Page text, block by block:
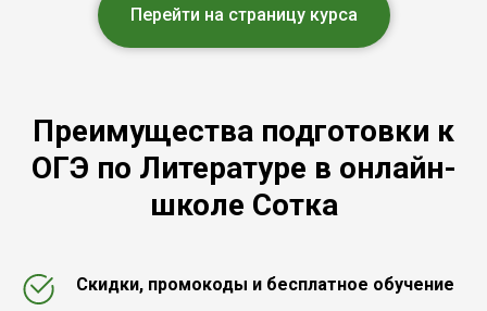
Перейти на страницу курса
Преимущества подготовки к
ОГЭ по Литературе в онлайн-
школе Сотка
Скидки, промокоды и бесплатное обучение